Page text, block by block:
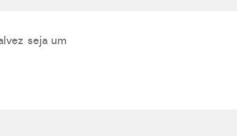
seja um